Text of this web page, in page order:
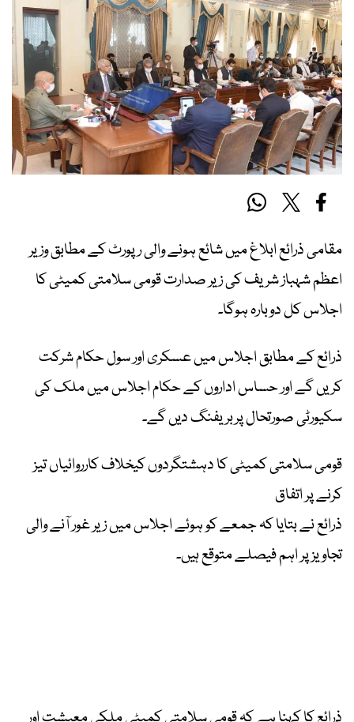
مقامی ذرائع ابلاغ میں شائع ہونے والی رپورٹ کے مطابق وزیر
اعظم شہباز شریف کی زیر صدارت قومی سلامتی کمیٹی کا
اجلاس کل دوبارہ ہوگا۔
ذرائع کے مطابق اجلاس میں عسکری اور سول حکام شرکت
کریں گے اور حساس اداروں کے حکام اجلاس میں ملک کی
سکیورٹی صورتحال پربریفنگ دیں گے۔
قومی سلامتی کمیٹی کا دہشتگردوں کیخلاف کارروائیاں تیز
کرنے پر اتفاق
ذرائع نے بتایا کہ جمعے کو ہوئے اجلاس میں زیر غور آنے والی
تجاویزپر اہم فیصلے متوقع ہیں۔